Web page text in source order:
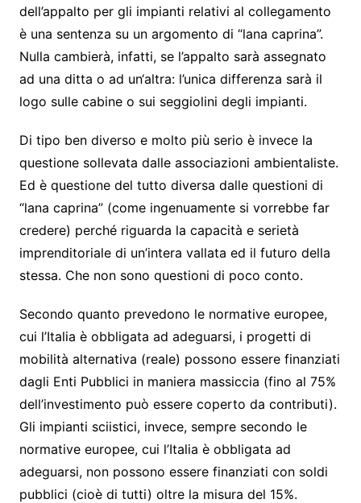
dell’appalto per gli impianti relativi al collegamento
è una sentenza su un argomento di “lana caprina”.
Nulla cambierà, infatti, se l’appalto sarà assegnato
ad una ditta o ad un‘altra: l’unica differenza sarà il
logo sulle cabine o sui seggiolini degli impianti.
Di tipo ben diverso e molto più serio è invece la
questione sollevata dalle associazioni ambientaliste.
Ed è questione del tutto diversa dalle questioni di
“lana caprina” (come ingenuamente si vorrebbe far
credere) perché riguarda la capacità e serietà
imprenditoriale di un’intera vallata ed il futuro della
stessa. Che non sono questioni di poco conto.
Secondo quanto prevedono le normative europee,
cui l’Italia è obbligata ad adeguarsi, i progetti di
mobilità alternativa (reale) possono essere finanziati
dagli Enti Pubblici in maniera massiccia (fino al 75%
dell’investimento può essere coperto da contributi).
Gli impianti sciistici, invece, sempre secondo le
normative europee, cui l’Italia è obbligata ad
adeguarsi, non possono essere finanziati con soldi
pubblici (cioè di tutti) oltre la misura del 15%.